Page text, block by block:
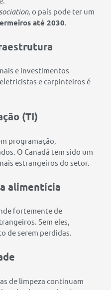
, o país pode ter um
até 2030
e investimentos
e carpinteiros é
(TI)
programação,
O Canadá tem sido um
estrangeiros do setor.
alimentícia
fortemente de
Sem eles,
de serem perdidas.
de limpeza continuam